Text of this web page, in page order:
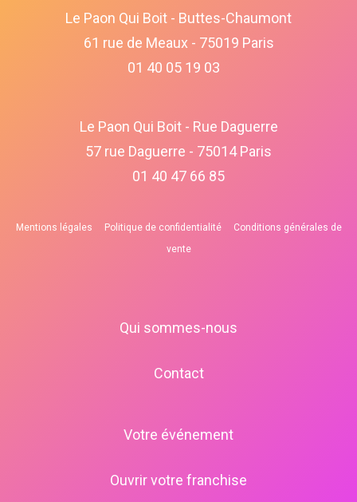
Le Paon Qui Boit - Buttes-Chaumont
61 rue de Meaux - 75019 Paris
01 40 05 19 03
Le Paon Qui Boit - Rue Daguerre
57 rue Daguerre - 75014 Paris
01 40 47 66 85
Mentions légales Politique de confidentialité
Conditions générales de
vente
Qui sommes-nous
Contact
Votre événement
Ouvrir votre franchise